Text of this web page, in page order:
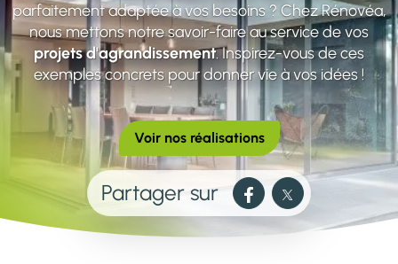
parfaitement adaptée à vos besoins ? Chez Rénovéa,
nous mettons notre savoir-faire au service de vos
projets d'agrandissement. Inspirez-vous de ces
exemples concrets pour donner vie à vos idées !
Voir nos réalisations
Partager sur